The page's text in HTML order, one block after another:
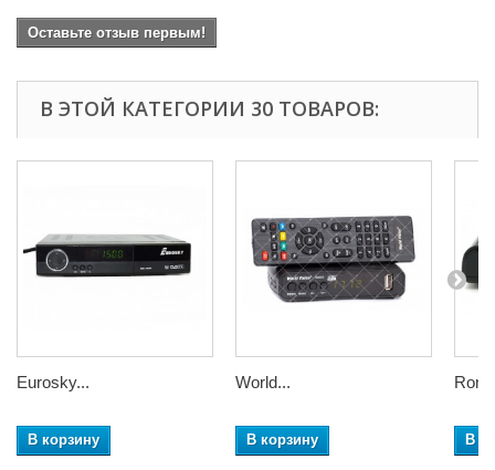
Оставьте отзыв первым!
В ЭТОЙ КАТЕГОРИИ 30 ТОВАРОВ:
Eurosky...
В корзину
World...
В корзину В